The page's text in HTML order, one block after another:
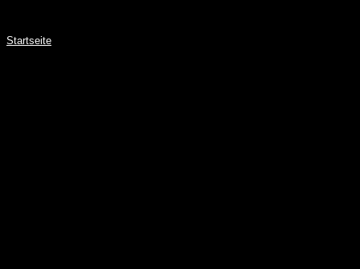
Startseite